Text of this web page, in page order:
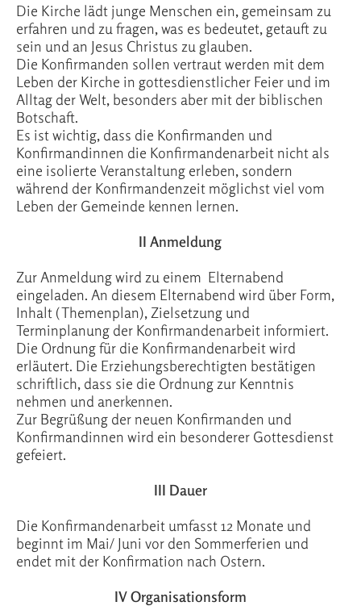
Die Kirche lädt junge Menschen ein, gemeinsam zu
erfahren und zu fragen, was es bedeutet, getauft zu
sein und an Jesus Christus zu glauben.
Die Konfirmanden sollen vertraut werden mit dem
Leben der Kirche in gottesdienstlicher Feier und im
Alltag der Welt, besonders aber mit der biblischen
Botschaft.
Es ist wichtig, dass die Konfirmanden und
Konfirmandinnen die Konfirmandenarbeit nicht als
eine isolierte Veranstaltung erleben, sondern
während der Konfirmandenzeit möglichst viel vom
Leben der Gemeinde kennen lernen.
II Anmeldung
Zur Anmeldung wird zu einem Elternabend
eingeladen. An diesem Elternabend wird über Form,
Inhalt (Themenplan), Zielsetzung und
Terminplanung der Konfirmandenarbeit informiert.
Die Ordnung für die Konfirmandenarbeit wird
erläutert. Die Erziehungsberechtigten bestätigen
schriftlich, dass sie die Ordnung zur Kenntnis
nehmen und anerkennen.
Zur Begrüßung der neuen Konfirmanden und
Konfirmandinnen wird ein besonderer Gottesdienst
gefeiert.
III Dauer
Die Konfirmandenarbeit umfasst 12 Monate und
beginnt im Mai/ Juni vor den Sommerferien und
endet mit der Konfirmation nach Ostern.
IV Organisationsform